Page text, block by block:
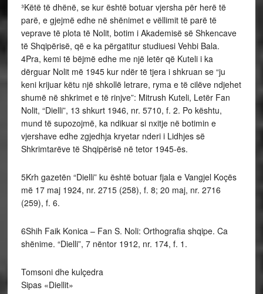
³Këtë të dhënë, se kur është botuar vjersha për herë të
parë, e gjejmë edhe në shënimet e vëllimit të parë të
veprave të plota të Nolit, botim i Akademisë së Shkencave
të Shqipërisë, që e ka përgatitur studiuesi Vehbi Bala.
4Pra, kemi të bëjmë edhe me një letër që Kuteli i ka
dërguar Nolit më 1945 kur ndër të tjera i shkruan se “ju
keni krijuar këtu një shkollë letrare, ryma e të cilëve ndjehet
shumë në shkrimet e të rinjve”: Mitrush Kuteli, Letër Fan
Nolit, “Dielli”, 13 shkurt 1946, nr. 5710, f. 2. Po kështu,
mund të supozojmë, ka ndikuar si nxitje në botimin e
vjershave edhe zgjedhja kryetar nderi i Lidhjes së
Shkrimtarëve të Shqipërisë në tetor 1945-ës.
5Krh gazetën “Dielli” ku është botuar fjala e Vangjel Koçës
më 17 maj 1924, nr. 2715 (258), f. 8; 20 maj, nr. 2716
(259), f. 6.
6Shih Faik Konica – Fan S. Noli: Orthografia shqipe. Ca
shënime. “Dielli”, 7 nëntor 1912, nr. 174, f. 1.
Tomsoni dhe kulçedra
Sipas «Diellit»